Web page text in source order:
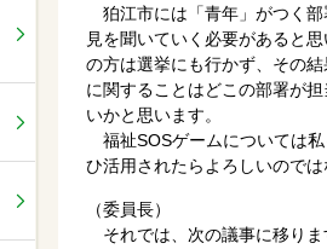
狛江市には「青年」がつく部
見を聞いていく必要があると
の方は選挙にも行かず、その
に関することはどこの部署が
いかと思います。
福祉SOSゲームについては
ひ活用されたらよろしいのでは
（委員長）
それでは、次の議事に移りま